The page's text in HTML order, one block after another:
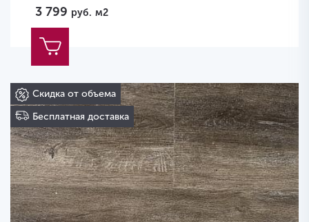
3 799 руб. м2
Скидка от объема
Бесплатная доставка